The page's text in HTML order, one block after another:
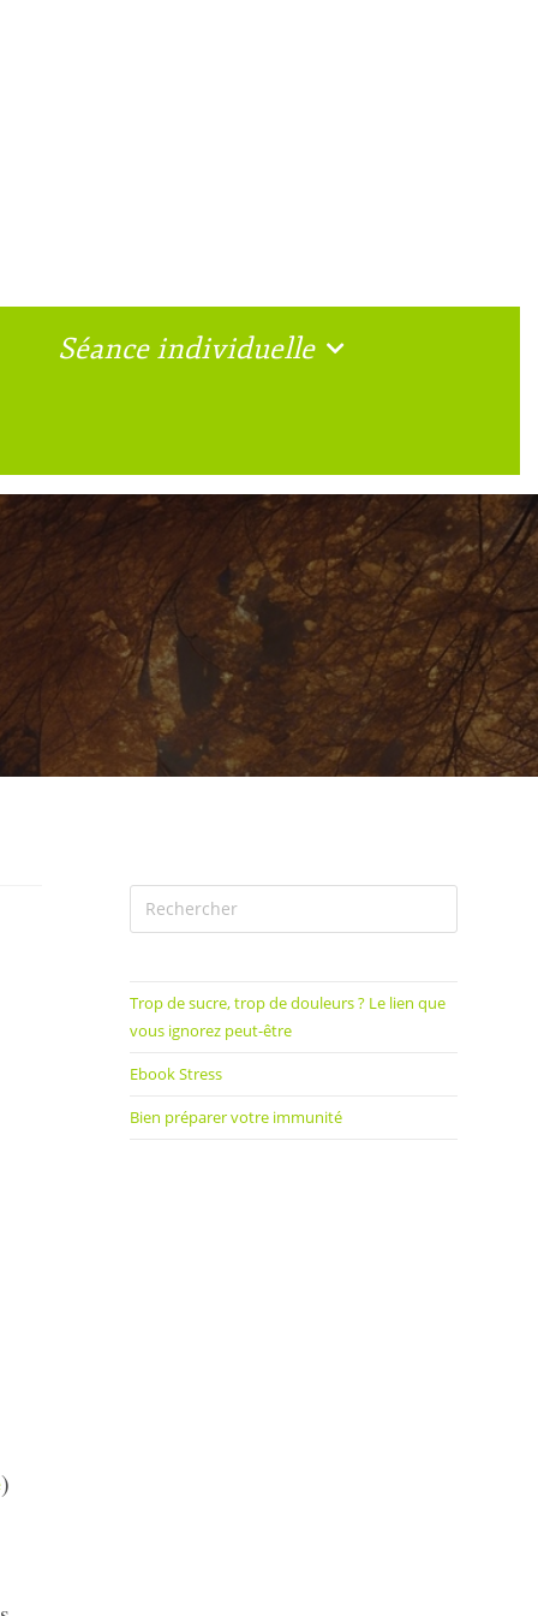
Séance individuelle
)
Trop de sucre, trop de douleurs ? Le lien que
vous ignorez peut-être
Ebook Stress
Bien préparer votre immunité